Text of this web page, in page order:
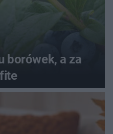
borówek, a za